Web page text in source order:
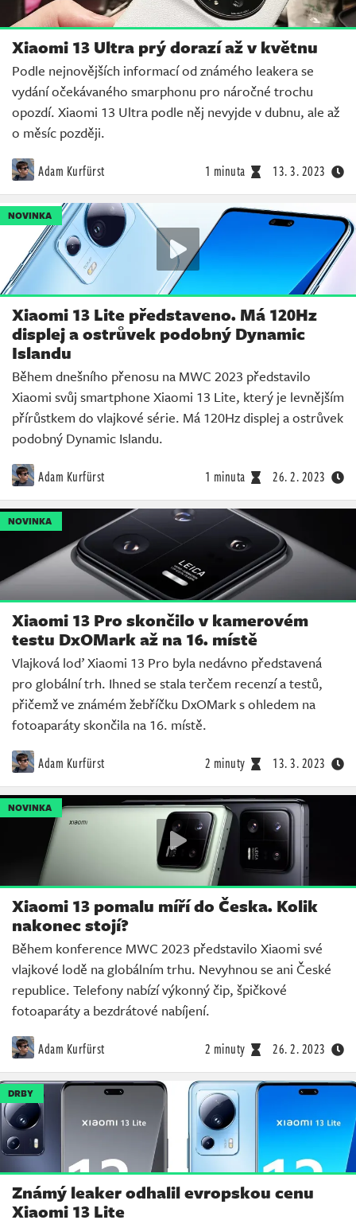
Xiaomi 13 Ultra prý dorazí až v květnu
Podle nejnovějších informací od známého leakera se
vydání očekávaného smarphonu pro náročné trochu
opozdí. Xiaomi 13 Ultra podle něj nevyjde v dubnu, ale až
o měsíc později.
Adam Kurfürst 1 minuta 13. 3. 2023
NOVINKA
Xiaomi 13 Lite představeno. Má 120Hz
displej a ostrůvek podobný Dynamic
Islandu
Během dnešního přenosu na MWC 2023 představilo
Xiaomi svůj smartphone Xiaomi 13 Lite, který je levnějším
přírůstkem do vlajkové série. Má 120Hz displej a ostrůvek
podobný Dynamic Islandu.
Adam Kurfürst 1 minuta 26. 2. 2023
NOVINKA
Xiaomi 13 Pro skončilo v kamerovém
testu DxOMark až na 16. místě
Vlajková loď Xiaomi 13 Pro byla nedávno představená
pro globální trh. Ihned se stala terčem recenzí a testů,
přičemž ve známém žebříčku DxOMark s ohledem na
fotoaparáty skončila na 16. místě.
Adam Kurfürst 2 minuty 13. 3. 2023
NOVINKA
Xiaomi 13 pomalu míří do Česka. Kolik
nakonec stojí?
Během konference MWC 2023 představilo Xiaomi své
vlajkové lodě na globálním trhu. Nevyhnou se ani České
republice. Telefony nabízí výkonný čip, špičkové
fotoaparáty a bezdrátové nabíjení.
Adam Kurfürst 2 minuty 26. 2. 2023
DRBY
Známý leaker odhalil evropskou cenu
Xiaomi 13 Lite